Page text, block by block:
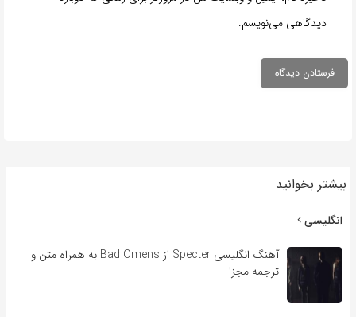
دیدگاهی می‌نویسم.
بیشتر بخوانید
انگلیسی
آهنگ انگلیسی Specter از Bad Omens به همراه متن و
ترجمه مجزا